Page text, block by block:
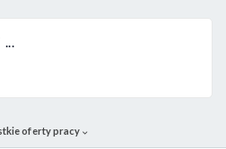
...
oferty pracy